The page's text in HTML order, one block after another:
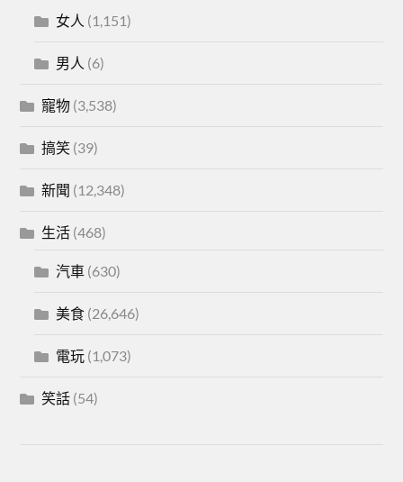
女人 (1,151)
男人 (6)
寵物 (3,538)
搞笑 (39)
新聞 (12,348)
生活 (468)
汽車 (630)
美食 (26,646)
電玩 (1,073)
笑話 (54)